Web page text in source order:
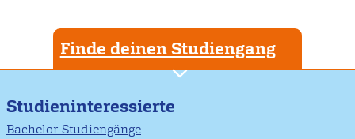
Finde deinen Studiengang
Studieninteressierte
Bachelor-Studiengänge